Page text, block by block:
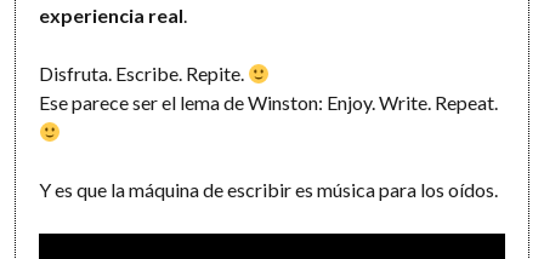
experiencia real.
Disfruta. Escribe. Repite.
Ese parece ser el lema de Winston: Enjoy. Write. Repeat.
Y es que la máquina de escribir es música para los oídos.